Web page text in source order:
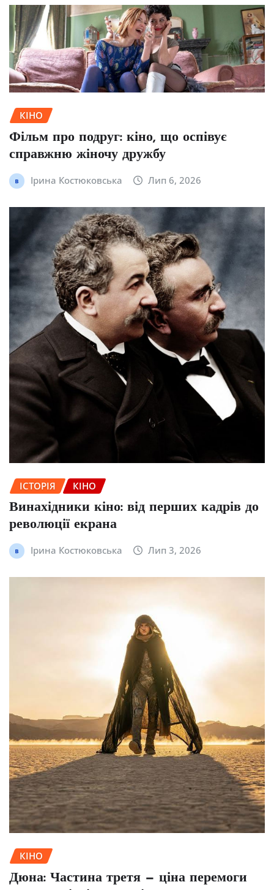
КІНО
Фільм про подруг: кіно, що оспівує
справжню жіночу дружбу
Ірина Костюковська Лип 6, 2026
ІСТОРІЯ КІНО
Винахідники кіно: від перших кадрів до
революції екрана
Ірина Костюковська Лип 3, 2026
КІНО
Дюна: Частина третя — ціна перемоги